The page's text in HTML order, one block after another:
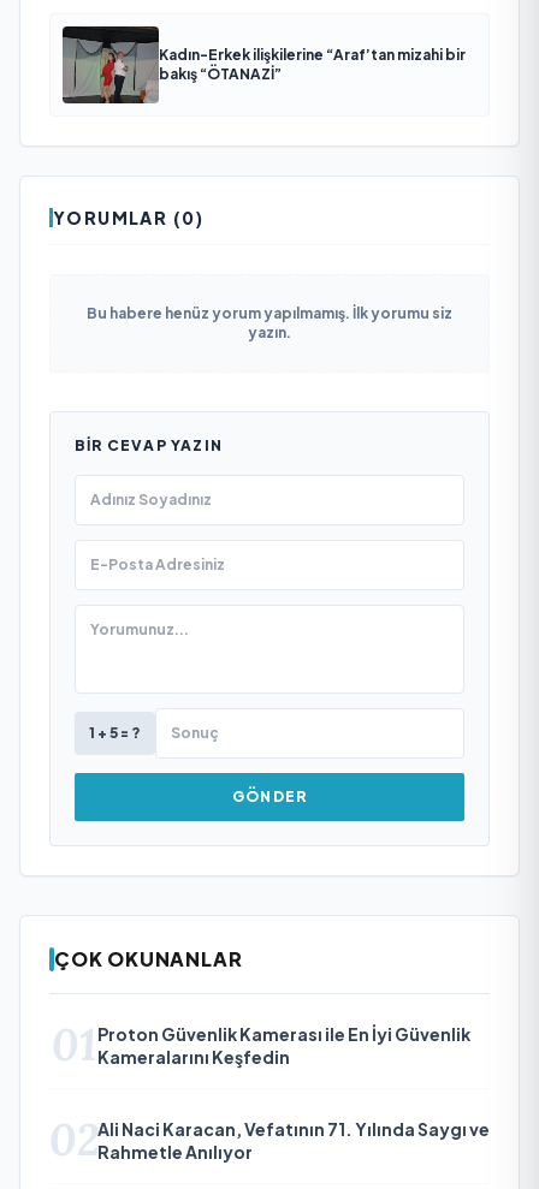
Kadın-Erkek ilişkilerine “Araf’tan mizahi bir
bakış “ÖTANAZİ”
YORUMLAR (0)
Bu habere henüz yorum yapılmamış. İlk yorumu siz
yazın.
BIR CEVAP YAZIN
1 + 5 = ?
GÖNDER
ÇOK OKUNANLAR
01 Proton Güvenlik Kamerası ile En İyi Güvenlik
Kameralarını Keşfedin
02Ali Naci Karacan, Vefatının 71. Yılında Saygı ve
Rahmetle Anılıyor